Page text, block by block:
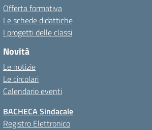
Offerta formativa
Le schede didattiche
I progetti delle classi
Novità
Le notizie
Le circolari
Calendario eventi
BACHECA Sindacale
Registro Elettronico